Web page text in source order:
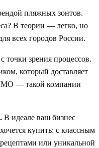
пляжных зонтов.
В теории — легко, но
всех городов России.
точки зрения процессов.
который доставляет
МО — такой компании
В идеале ваш бизнес
купить: с классным
или уникальной